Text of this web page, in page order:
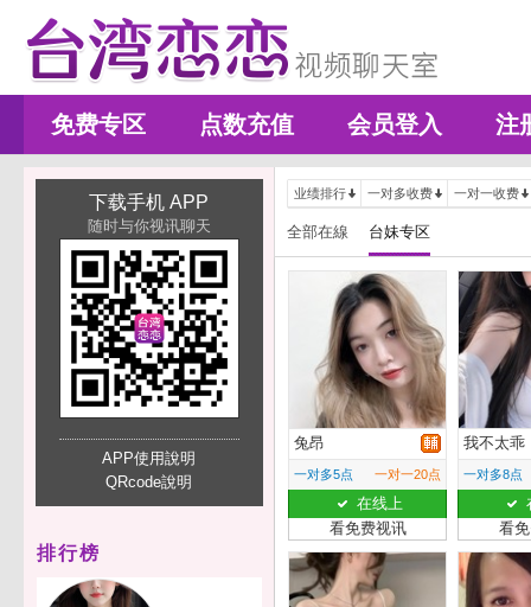
免费专区 点数充值 会员登入 注
下载手机 APP
随时与你视讯聊天
APP使用說明
QRcode說明
排行榜
业绩排行 一对多收费 一对一收费
全部在線 台妹专区
兔昂
一对多5点 一对一20点
在线上
看免费视讯
我不太乖
一对多8点
看